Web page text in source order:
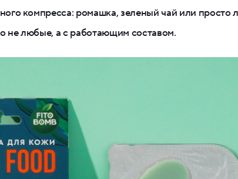
компресса: ромашка, зеленый чай или просто
не любые, а с работающим составом.